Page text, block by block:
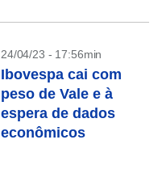
24/04/23 - 17:56min
Ibovespa cai com
peso de Vale e à
espera de dados
econômicos